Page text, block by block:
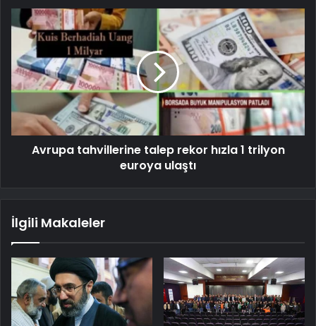
Avrupa tahvillerine talep rekor hızla 1 trilyon
euroya ulaştı
İlgili Makaleler